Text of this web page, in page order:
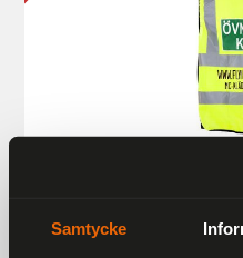
Samtycke
187 kr
249 kr